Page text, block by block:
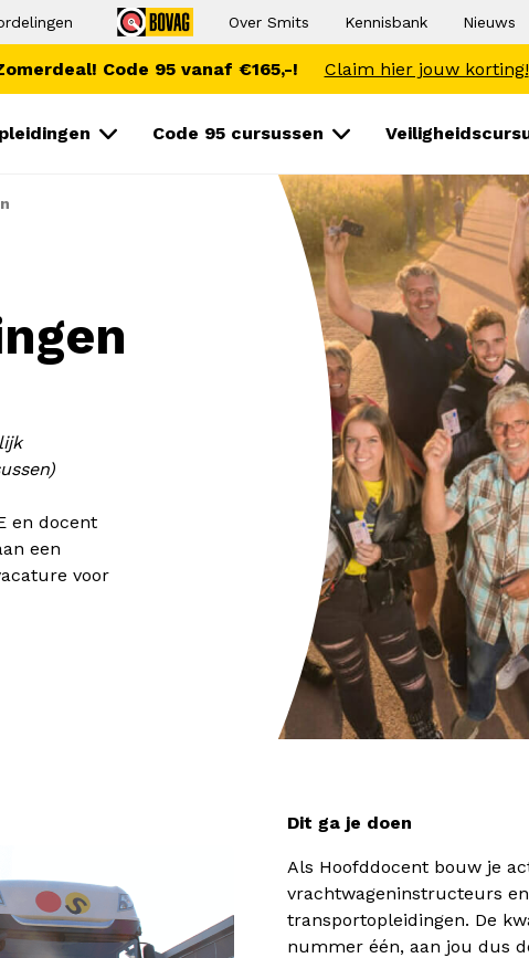
Over Smits Kennisbank Nieuws
Code 95 vanaf €165,-! Claim hier jouw korting!
Code 95 cursussen
en docent
een
voor
Dit ga je doen
Als Hoofddocent bouw je
vrachtwageninstructeurs
transportopleidingen. De
nummer één, aan jou dus